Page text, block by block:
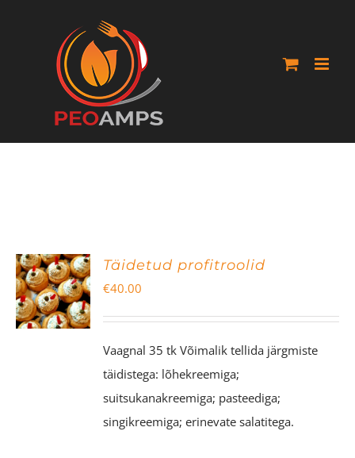
Täidetud profitroolid
€40.00
Vaagnal 35 tk Võimalik tellida järgmiste
täidistega: lõhekreemiga;
suitsukanakreemiga; pasteediga;
singikreemiga; erinevate salatitega.